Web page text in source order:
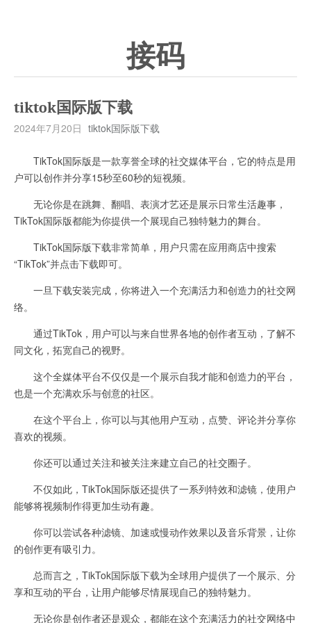
接码
tiktok国际版下载
2024年7月20日 tiktok国际版下载
TikTok国际版是一款享誉全球的社交媒体平台，它的特点是用
户可以创作并分享15秒至60秒的短视频。
无论你是在跳舞、翻唱、表演才艺还是展示日常生活趣事，
TikTok国际版都能为你提供一个展现自己独特魅力的舞台。
TikTok国际版下载非常简单，用户只需在应用商店中搜索
“TikTok”并点击下载即可。
一旦下载安装完成，你将进入一个充满活力和创造力的社交网
络。
通过TikTok，用户可以与来自世界各地的创作者互动，了解不
同文化，拓宽自己的视野。
这个全媒体平台不仅仅是一个展示自我才能和创造力的平台，
也是一个充满欢乐与创意的社区。
在这个平台上，你可以与其他用户互动，点赞、评论并分享你
喜欢的视频。
你还可以通过关注和被关注来建立自己的社交圈子。
不仅如此，TikTok国际版还提供了一系列特效和滤镜，使用户
能够将视频制作得更加生动有趣。
你可以尝试各种滤镜、加速或慢动作效果以及音乐背景，让你
的创作更有吸引力。
总而言之，TikTok国际版下载为全球用户提供了一个展示、分
享和互动的平台，让用户能够尽情展现自己的独特魅力。
无论你是创作者还是观众，都能在这个充满活力的社交网络中